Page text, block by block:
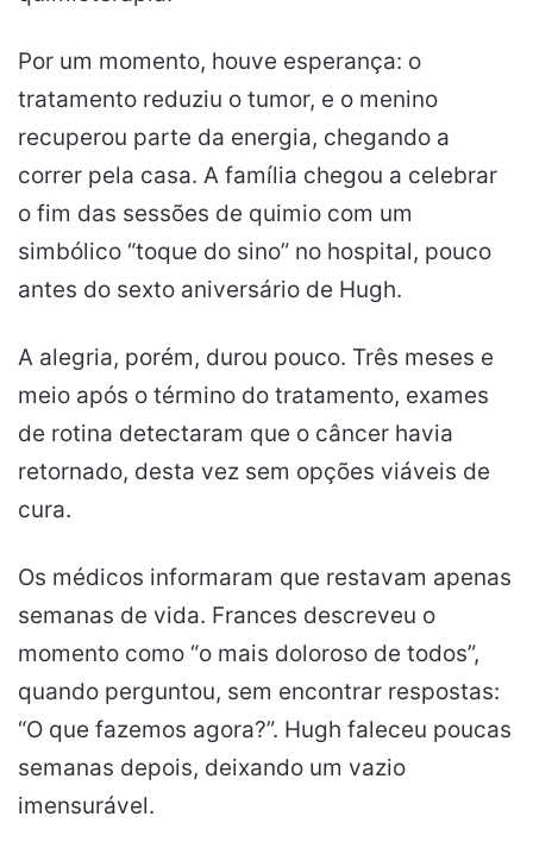
Por um momento, houve esperança: o
tratamento reduziu o tumor, e o menino
recuperou parte da energia, chegando a
correr pela casa. A família chegou a celebrar
o fim das sessões de quimio com um
simbólico “toque do sino” no hospital, pouco
antes do sexto aniversário de Hugh.
A alegria, porém, durou pouco. Três meses e
meio após o término do tratamento, exames
de rotina detectaram que o câncer havia
retornado, desta vez sem opções viáveis de
cura.
Os médicos informaram que restavam apenas
semanas de vida. Frances descreveu o
momento como “o mais doloroso de todos”,
quando perguntou, sem encontrar respostas:
“O que fazemos agora?”. Hugh faleceu poucas
semanas depois, deixando um vazio
imensurável.